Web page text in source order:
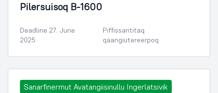
Pilersuisoq B-1600
Deadline 27. June
2025
Piffissarititaq
qaangiutereerpoq
Sanarfinermut Avatangiisinullu Ingerlatsivik